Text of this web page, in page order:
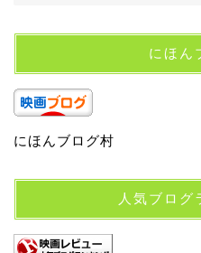
にほん
にほんブログ村
人気ブロ